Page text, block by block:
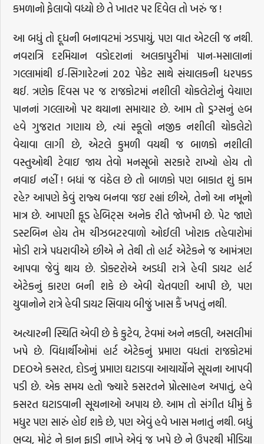
કમળાનો ફેલાવો વધ્યો છે તે ખાતર પર દિવેલ તો ખરું જ !
આ બધું તો દૂધની બનાવટમાં ઝડપાયું, પણ વાત એટલી જ નથી.
નવરાત્રિ દરમિયાન વડોદરાનાં અલકાપુરીમાં પાન-મસાલાનાં
ગલ્લામાંથી ઈ-સિગારેટનાં 202 પેકેટ સાથે સંચાલકની ધરપકડ
થઈ. ત્રણેક દિવસ પર જ રાજકોટમાં નશીલી ચોકલેટોનું વેચાણ
પાનનાં ગલ્લાઓ પર થયાના સમાચાર છે. આમ તો ડ્રગ્સનું હબ
હવે ગુજરાત ગણાય છે, ત્યાં સ્કૂલો નજીક નશીલી ચોકલેટો
વેચાવા લાગી છે, એટલે કુમળી વયથી જ બાળકો નશીલી
વસ્તુઓથી ટેવાઇ જાય તેવો મનસૂબો સરકારે રાખ્યો હોય તો
નવાઈ નહીં ! બધાં જ વંઠેલ છે તો બાળકો પણ બાકાત શું કામ
રહે? આપણે કેવું રાજ્ય બનવા જઇ રહ્યાં છીએ, તેનો આ નમૂનો
માત્ર છે. આપણી ફૂડ હેબિટ્સ અનેક રીતે જોખમી છે. પેટ જાણે
ડસ્ટબિન હોય તેમ ચીઝબટરવાળો ઓઈલી ખોરાક તહેવારોમાં
મોડી રાત્રે પધરાવીએ છીએ ને તેથી તો હાર્ટ એટેકને જ આમંત્રણ
આપવા જેવું થાય છે. ડોક્ટરોએ અડધી રાત્રે હેવી ડાયટ હાર્ટ
એટેકનું કારણ બની શકે છે એવી ચેતવણી આપી છે, પણ
યુવાનોને રાત્રે હેવી ડાયટ સિવાય બીજું ખાસ કૈં ખપતું નથી.
અત્યારની સ્થિતિ એવી છે કે કુટેવ, ટેવમાં અને નકલી, અસલીમાં
ખપે છે. વિદ્યાર્થીઓમાં હાર્ટ એટેકનું પ્રમાણ વધતાં રાજકોટમાં
DEOએ કસરત, દોડનું પ્રમાણ ઘટાડવા આચાર્યોને સૂચના આપવી
પડી છે. એક સમય હતો જ્યારે કસરતને પ્રોત્સાહન અપાતું, હવે
કસરત ઘટાડવાની સૂચનાઓ અપાય છે. આમ તો સંગીત ધીમું કે
મધુર પણ સારું હોઈ શકે છે, પણ એવું હવે ખાસ મનાતું નથી. બધું
ભવ્ય, મોટું ને કાન ફાડી નાખે એવું જ ખપે છે ને ઉપરથી મીડિયા